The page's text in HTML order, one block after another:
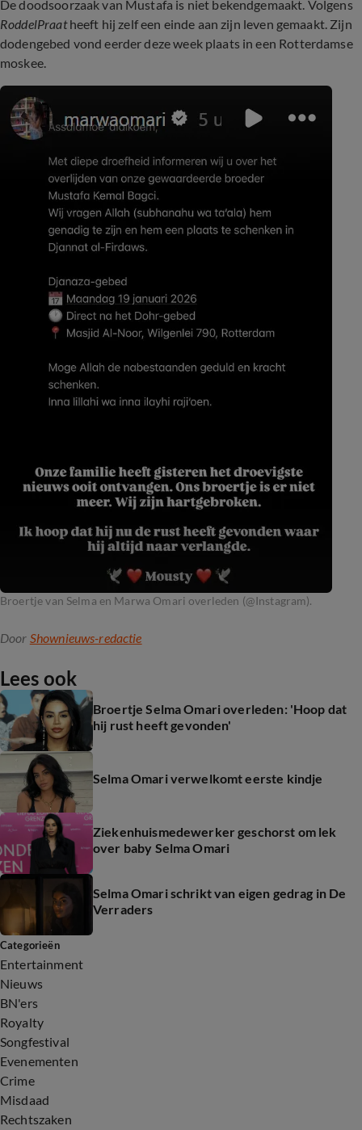
De doodsoorzaak van Mustafa is niet bekendgemaakt. Volgens
RoddelPraatheeft hij zelf een einde aan zijn leven gemaakt. Zijn
dodengebed vond eerder deze week plaats in een Rotterdamse
moskee.
Broertje van Selma en Marwa Omari overleden (@Instagram).
Door Shownieuws-redactie
Lees ook
Broertje Selma Omari overleden: 'Hoop dat
hij rust heeft gevonden'
Selma Omari verwelkomt eerste kindje
Ziekenhuismedewerker geschorst om lek
over baby Selma Omari
Selma Omari schrikt van eigen gedrag in De
Verraders
Categorieën
Entertainment
Nieuws
BN'ers
Royalty
Songfestival
Evenementen
Crime
Misdaad
Rechtszaken